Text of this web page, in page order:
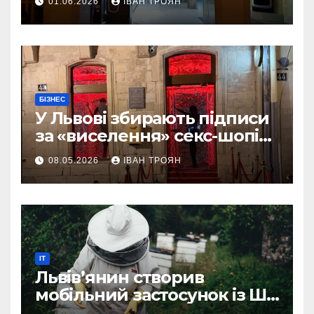
БІЗНЕС
У Львові збирають підписи
за «виселення» секс-шопів
із центру міста
08.05.2026 ІВАН ТРОЯН
IT
Львів’янин створив
мобільний застосунок із ШІ-